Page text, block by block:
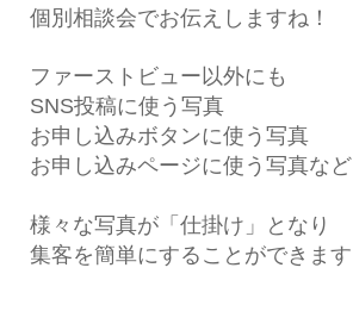
個別相談会でお伝えしますね！
ファーストビュー以外にも
SNS投稿に使う写真
お申し込みボタンに使う写真
お申し込みページに使う写真など
様々な写真が「仕掛け」となり
集客を簡単にすることができます